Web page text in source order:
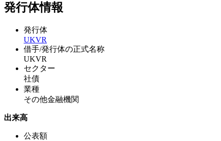
発行体情報
発行体
UKVR
借手/発行体の正式名称
UKVR
セクター
社債
業種
その他金融機関
出来高
公表額